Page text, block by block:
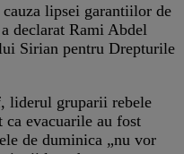
lipsei garantiilor de
declarat Rami Abdel
Sirian pentru Drepturile
liderul gruparii rebele
evacuarile au fost
de duminica „nu vor